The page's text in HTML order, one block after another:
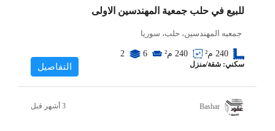
للبيع في حلب جمعية المهندسين الاولى
جمعيه المهندسين، حلب، سوريا
240 م² 240 م² 6
2
سكني: شقة/منزل التفاصيل
Bashar